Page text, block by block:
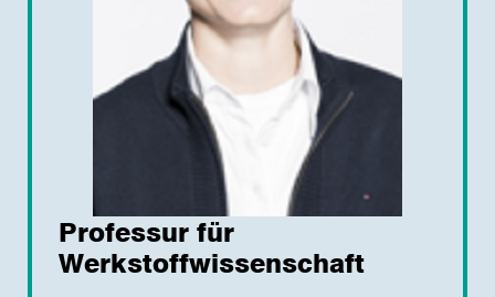
Professur für
Werkstoffwissenschaft